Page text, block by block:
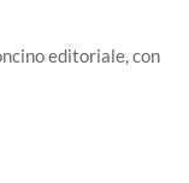
editoriale, con